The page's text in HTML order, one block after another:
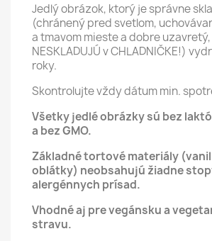
Jedlý obrázok, ktorý je správne
(chránený pred svetlom,
a tmavom mieste a dobre
NESKLADUJÚ v CHLADNIČKE!)
roky.
Skontrolujte vždy dátum min.
Všetky jedlé obrázky sú bez
a bez GMO.
Základné tortové materiály
oblátky) neobsahujú žiadne
alergénnych prísad.
Vhodné aj pre vegánsku a
stravu.